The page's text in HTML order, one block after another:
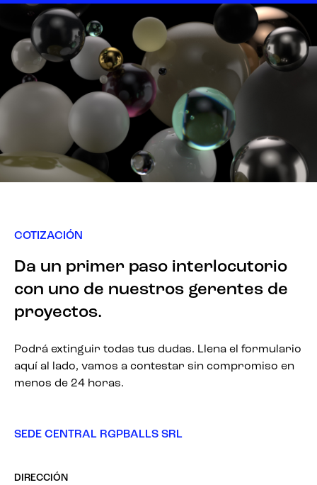
COTIZACIÓN
Da un primer paso interlocutorio
con uno de nuestros gerentes de
proyectos.
Podrá extinguir todas tus dudas. Llena el formulario
aquí al lado, vamos a contestar sin compromiso en
menos de 24 horas.
SEDE CENTRAL RGPBALLS SRL
DIRECCIÓN